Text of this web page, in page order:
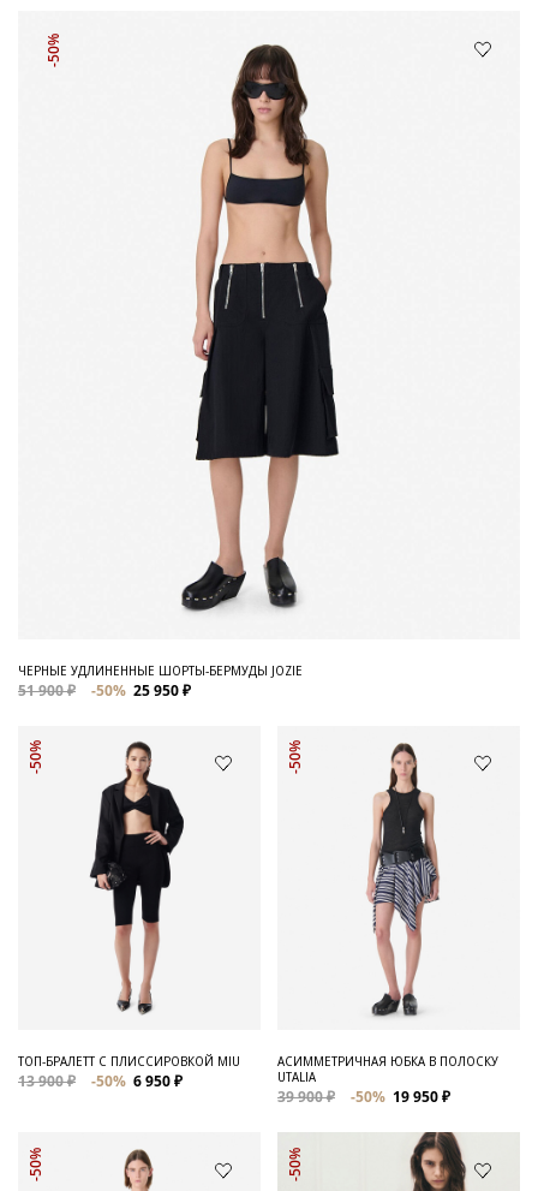
-50%
ЧЕРНЫЕ УДЛИНЕННЫЕ ШОРТЫ-БЕРМУДЫ JOZIE
51 900 ₽ -50% 25 950 ₽
-50%
ТОП-БРАЛЕТТ С ПЛИССИРОВКОЙ MIU
13 900 ₽ -50% 6 950 ₽
-50%
АСИММЕТРИЧНАЯ ЮБКА В ПОЛОСКУ
UTALIA
39 900 ₽ -50% 19 950 ₽
-50% -50%